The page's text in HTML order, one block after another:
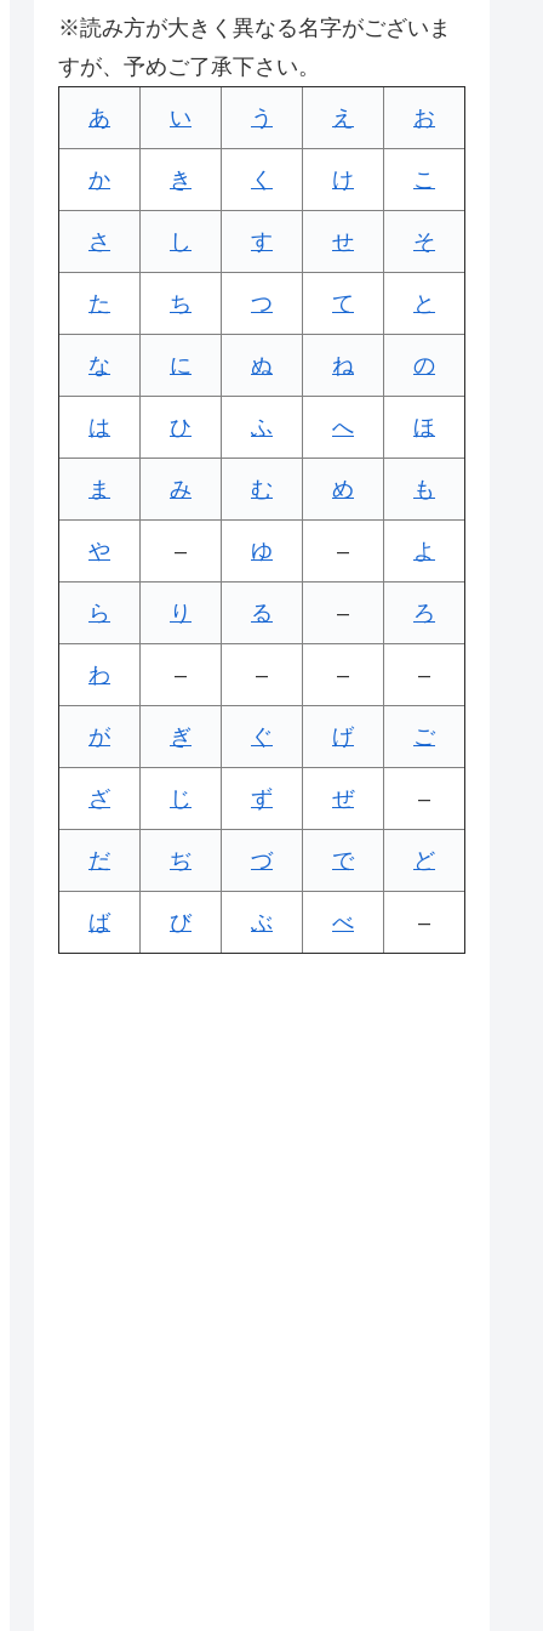
※読み方が大きく異なる名字がございま
すが、予めご了承下さい。
あ い う え お
か き く け こ
さ し す せ そ
た ち つ て と
な に ぬ ね の
は ひ ふ へ ほ
ま み む め も
や – ゆ – よ
ら り る – ろ
わ – – – –
が ぎ ぐ げ ご
ざ じ ず ぜ –
だ ぢ づ で ど
ば び ぶ べ –